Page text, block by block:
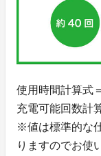
使用時間計算式
充電可能回数計
※値は標準的な
りますのでお使